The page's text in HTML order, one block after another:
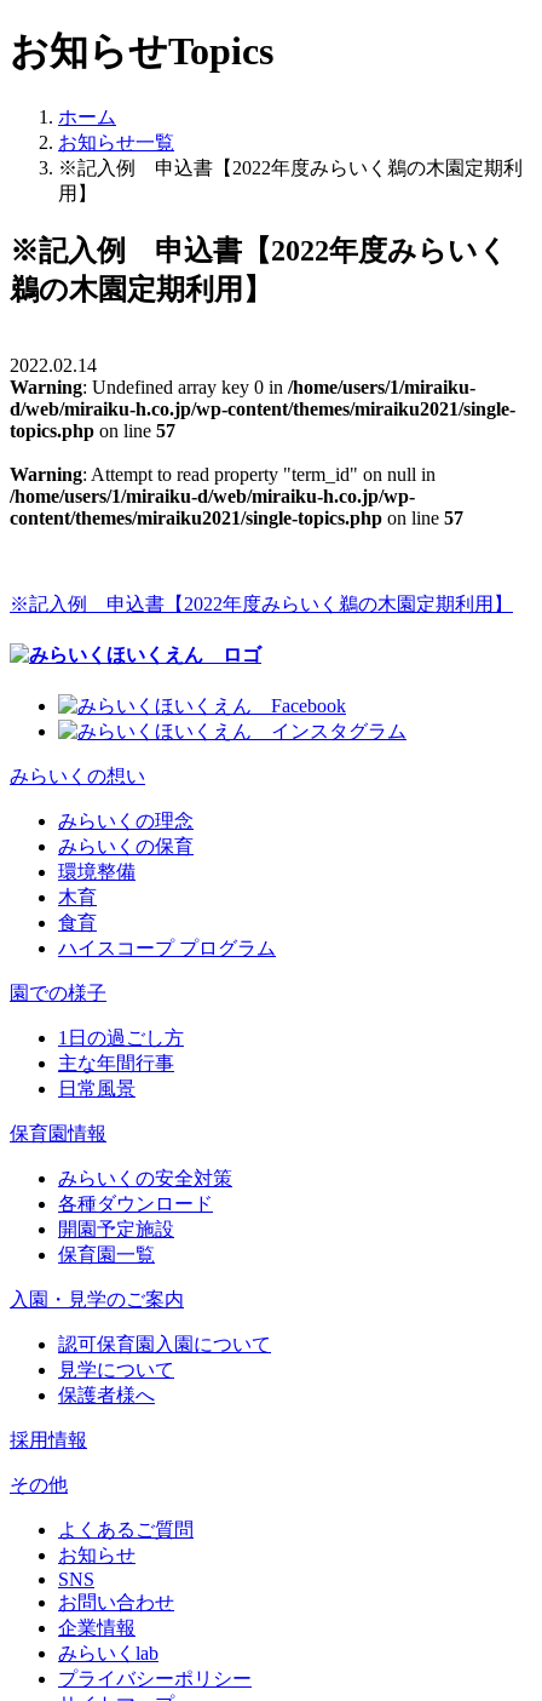
お知らせTopics
ホーム
お知らせ一覧
※記入例 申込書【2022年度みらいく鵜の木園定期利
用】
※記入例 申込書【2022年度みらいく
鵜の木園定期利用】
2022.02.14
Warning: Undefined array key 0 in /home/users/1/miraiku-
d/web/miraiku-h.co.jp/wp-content/themes/miraiku2021/single-
topics.php on line 57
Warning: Attempt to read property "term_id" on null in
/home/users/1/miraiku-d/web/miraiku-h.co.jp/wp-
content/themes/miraiku2021/single-topics.php on line 57
※記入例 申込書【2022年度みらいく鵜の木園定期利用】
みらいくの想い
みらいくの理念
みらいくの保育
環境整備
木育
食育
ハイスコープ プログラム
園での様子
1日の過ごし方
主な年間行事
日常風景
保育園情報
みらいくの安全対策
各種ダウンロード
開園予定施設
保育園一覧
入園・見学のご案内
認可保育園入園について
見学について
保護者様へ
採用情報
その他
よくあるご質問
お知らせ
SNS
お問い合わせ
企業情報
みらいくlab
プライバシーポリシー